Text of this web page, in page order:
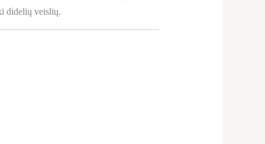
didelių veislių.